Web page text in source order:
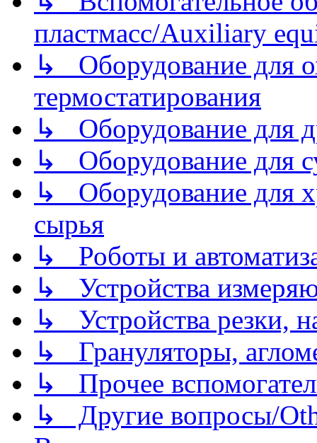
пластмасс/Auxiliary
↳ Оборудование для
термостатирования
↳ Оборудование для
↳ Оборудование для
↳ Оборудование для
сырья
↳ Роботы и
↳ Устройства
↳ Устройства резки,
↳ Грануляторы,
↳ Прочее
↳ Другие вопросы/